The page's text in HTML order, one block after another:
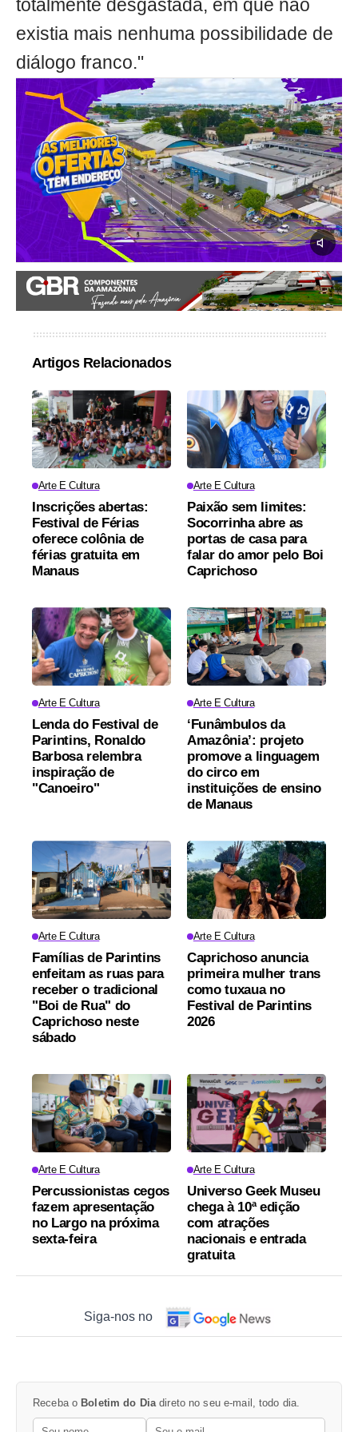
totalmente desgastada, em que não
existia mais nenhuma possibilidade de
diálogo franco."
Artigos Relacionados
Arte E Cultura
Inscrições abertas:
Festival de Férias
oferece colônia de
férias gratuita em
Manaus
Arte E Cultura
Paixão sem limites:
Socorrinha abre as
portas de casa para
falar do amor pelo Boi
Caprichoso
Arte E Cultura
Lenda do Festival de
Parintins, Ronaldo
Barbosa relembra
inspiração de
"Canoeiro"
Arte E Cultura
‘Funâmbulos da
Amazônia’: projeto
promove a linguagem
do circo em
instituições de ensino
de Manaus
Arte E Cultura
Famílias de Parintins
enfeitam as ruas para
receber o tradicional
"Boi de Rua" do
Caprichoso neste
sábado
Arte E Cultura
Caprichoso anuncia
primeira mulher trans
como tuxaua no
Festival de Parintins
2026
Arte E Cultura
Percussionistas cegos
fazem apresentação
no Largo na próxima
sexta-feira
Arte E Cultura
Universo Geek Museu
chega à 10ª edição
com atrações
nacionais e entrada
gratuita
Siga-nos no
Receba o Boletim do Dia direto no seu e-mail, todo dia.